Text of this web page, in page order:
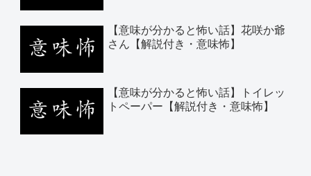
【意味が分かると怖い話】花咲か爺
さん【解説付き・意味怖】
【意味が分かると怖い話】トイレッ
トペーパー【解説付き・意味怖】